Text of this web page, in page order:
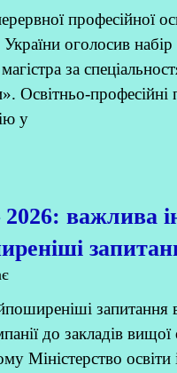
професійної
оголосив набір
за
Освітньо-професійні
у
важлива
запитання
до закладів
Міністерство освіти